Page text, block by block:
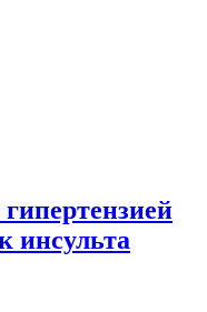
инсульта